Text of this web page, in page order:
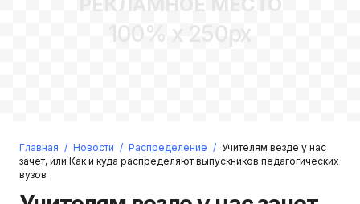
Войти
100% x 250px
Главная / Новости / Распределение / Учителям везде у нас
зачет, или Как и куда распределяют выпускников педагогических
вузов